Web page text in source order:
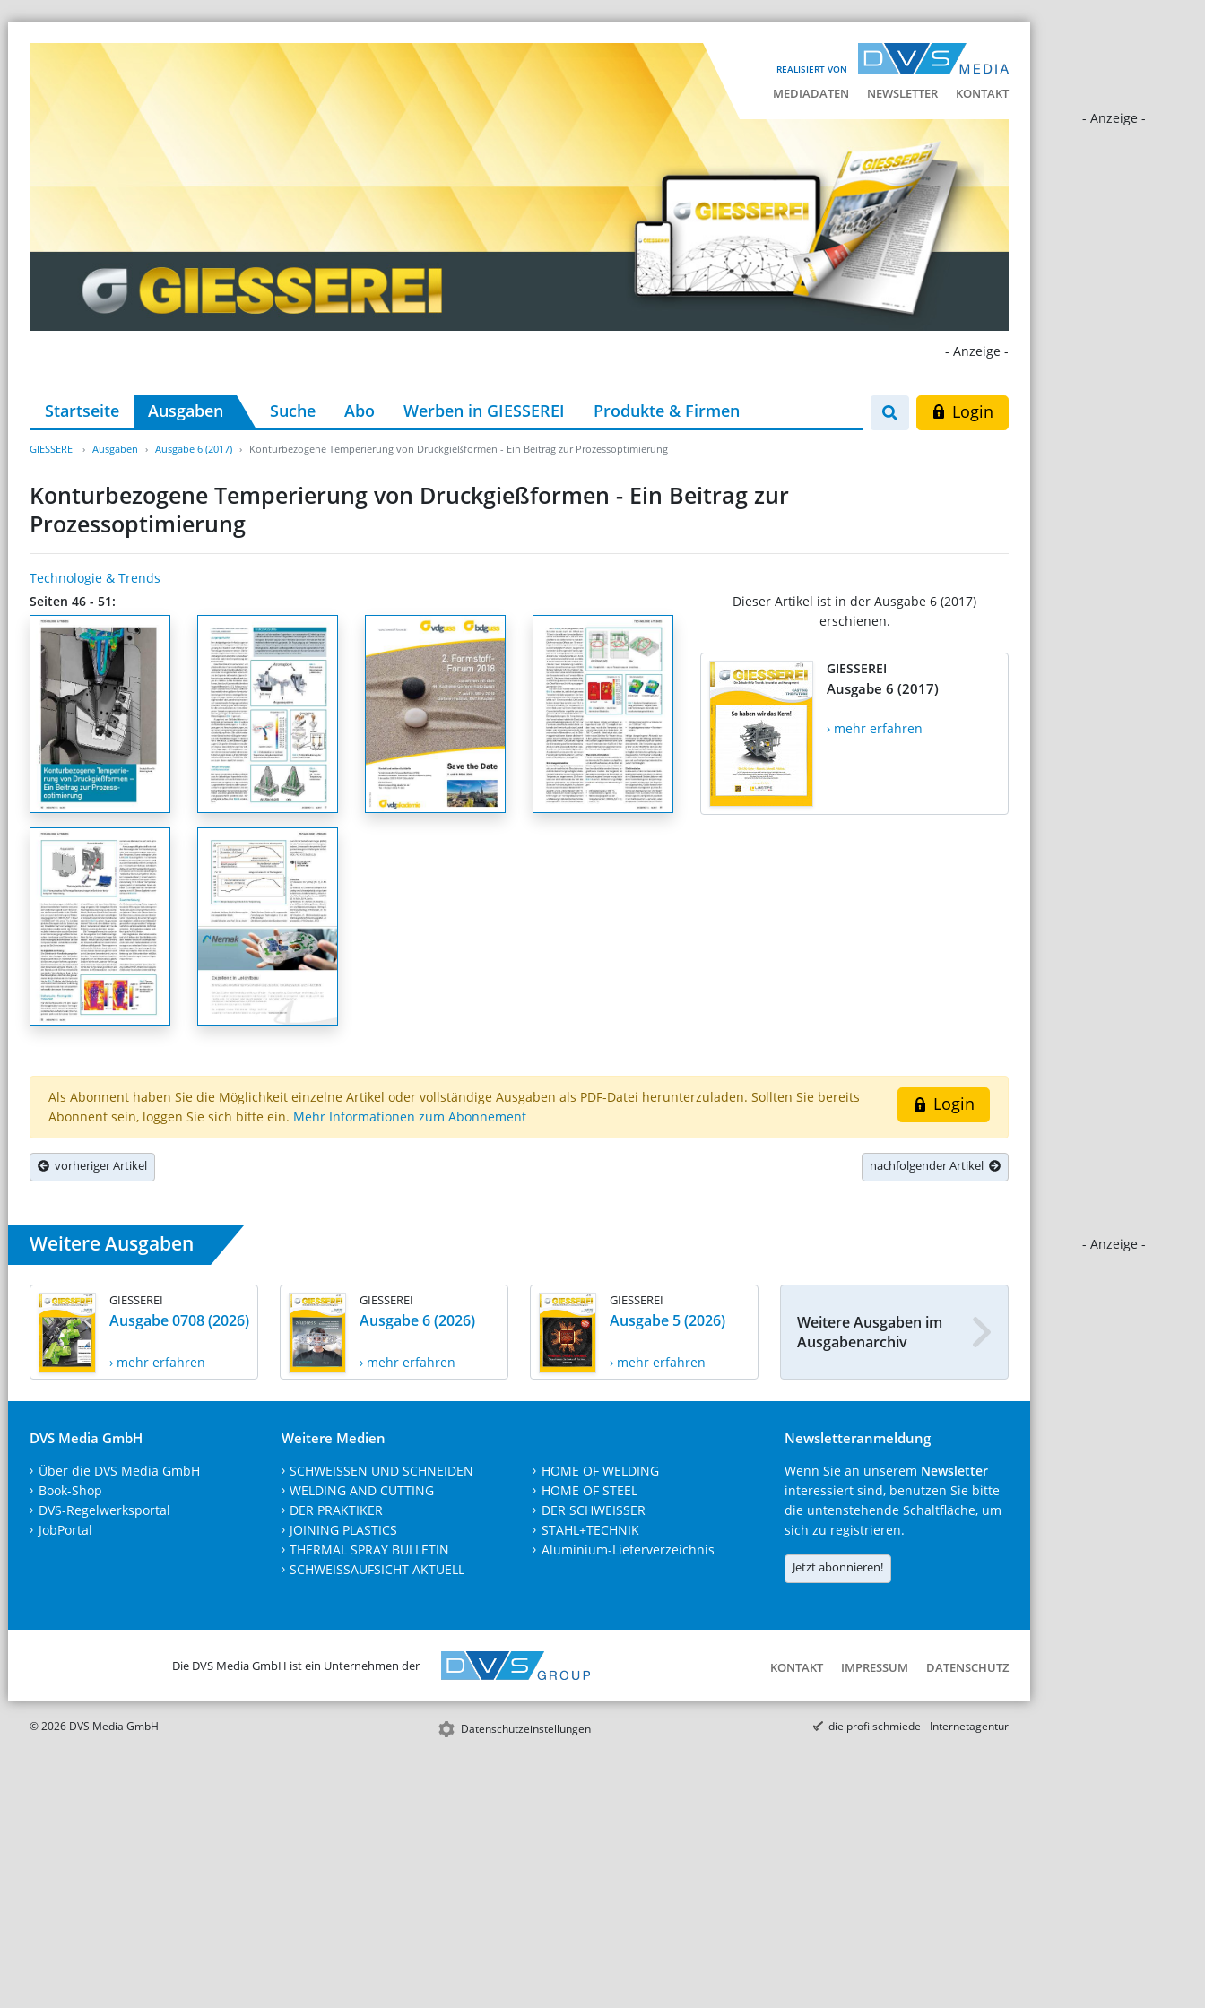
REALISIERT VON
MEDIADATEN NEWSLETTER KONTAKT
- Anzeige -
- Anzeige -
- Anzeige -
Startseite Ausgaben Suche Abo Werben in GIESSEREI Produkte & Firmen Login
GIESSEREI Ausgaben Ausgabe 6 (2017) Konturbezogene Temperierung von Druckgießformen - Ein Beitrag zur Prozessoptimierung
Konturbezogene Temperierung von Druckgießformen - Ein Beitrag zur
Prozessoptimierung
Technologie & Trends
Seiten 46 - 51:
Dieser Artikel ist in der Ausgabe 6 (2017)
erschienen.
GIESSEREI
Ausgabe 6 (2017)
› mehr erfahren
Login
Als Abonnent haben Sie die Möglichkeit einzelne Artikel oder vollständige Ausgaben als PDF-Datei herunterzuladen. Sollten Sie bereits
Abonnent sein, loggen Sie sich bitte ein. Mehr Informationen zum Abonnement
vorheriger Artikel nachfolgender Artikel
Weitere Ausgaben
GIESSEREI
Ausgabe 0708 (2026)
› mehr erfahren
GIESSEREI
Ausgabe 6 (2026)
› mehr erfahren
GIESSEREI
Ausgabe 5 (2026)
› mehr erfahren
Weitere Ausgaben im
Ausgabenarchiv
DVS Media GmbH
Über die DVS Media GmbH
Book-Shop
DVS-Regelwerksportal
JobPortal
Weitere Medien
SCHWEISSEN UND SCHNEIDEN
WELDING AND CUTTING
DER PRAKTIKER
JOINING PLASTICS
THERMAL SPRAY BULLETIN
SCHWEISSAUFSICHT AKTUELL
HOME OF WELDING
HOME OF STEEL
DER SCHWEISSER
STAHL+TECHNIK
Aluminium-Lieferverzeichnis
Newsletteranmeldung
Wenn Sie an unserem Newsletter
interessiert sind, benutzen Sie bitte
die untenstehende Schaltfläche, um
sich zu registrieren.
Jetzt abonnieren!
Die DVS Media GmbH ist ein Unternehmen der KONTAKT IMPRESSUM DATENSCHUTZ
© 2026 DVS Media GmbH Datenschutzeinstellungen die profilschmiede - Internetagentur